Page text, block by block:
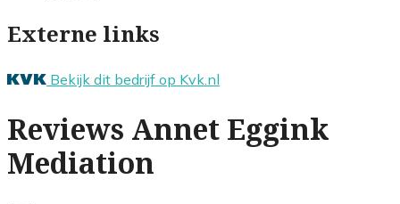
Externe links
Bekijk dit bedrijf op Kvk.nl
Reviews Annet Eggink
Mediation